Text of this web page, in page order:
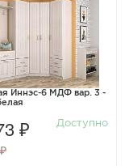
Иннэс-6 МДФ вар. 3 -
₽ Доступно